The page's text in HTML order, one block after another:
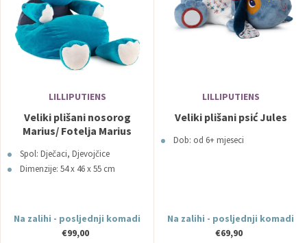
LILLIPUTIENS
Veliki plišani nosorog
Marius/ Fotelja Marius
Spol: Dječaci, Djevojčice
Dimenzije: 54 x 46 x 55 cm
Na zalihi - posljednji komadi
€99,00
LILLIPUTIENS
Veliki plišani psić Jules
Dob: od 6+ mjeseci
Na zalihi - posljednji komadi
€69,90